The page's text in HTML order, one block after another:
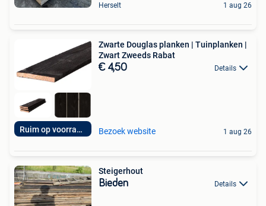
Herselt 1 aug 26
Ruim op voorraad!
Zwarte Douglas planken | Tuinplanken |
Zwart Zweeds Rabat
€ 4,50 Details
Bezoek website 1 aug 26
Steigerhout
Bieden Details